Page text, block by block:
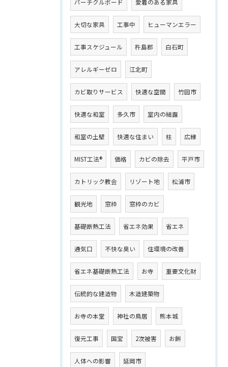
パーチクルボード 愛着のある家具
大切な家具 工事中 ヒューマンエラー
工事スケジュール 杵島郡 白石町
アレルギーゼロ 江北町
カビ取りサービス 快適な空間 竹田市
快適な和室 多久市 室内の結露
和室の土壁 快適な住まい 柱 広縁
MIST工法® 価格 カビの除去 平戸市
カトリック教会 リゾート地 松浦市
観光地 窓枠 窓枠のカビ
基礎断熱工法 省エネ効果 省エネ
通気口 不快な臭い 住環境の改善
省エネ基礎断熱工法 お寺 重要文化財
伝統的な建造物 木造建築物
お寺の本堂 神社の鳥居 熊本城
復元工事 国宝 2次被害 お餅
人体への影響 延岡市